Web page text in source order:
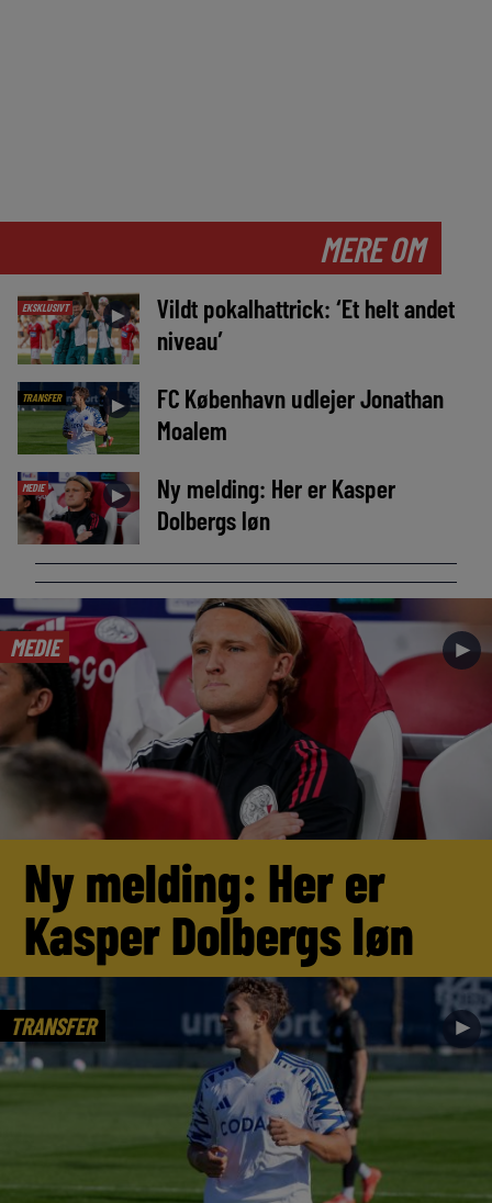
MERE OM
EKSKLUSIVT ►
Vildt pokalhattrick: ‘Et helt andet
niveau’
TRANSFER ►
FC København udlejer Jonathan
Moalem
MEDIE ►
Ny melding: Her er Kasper
Dolbergs løn
MEDIE ►
Ny melding: Her er
Kasper Dolbergs løn
TRANSFER ►